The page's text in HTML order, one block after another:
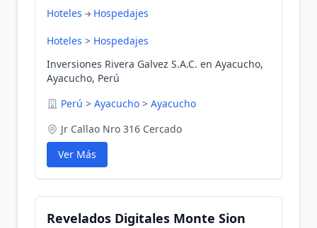
Hoteles Hospedajes
Hoteles > Hospedajes
Inversiones Rivera Galvez S.A.C. en Ayacucho,
Ayacucho, Perú
Perú > Ayacucho > Ayacucho
Jr Callao Nro 316 Cercado
Ver Más
Revelados Digitales Monte Sion